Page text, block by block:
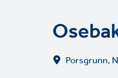
Porsgrunn,